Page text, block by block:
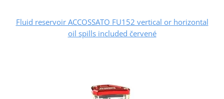
Fluid reservoir ACCOSSATO FU152 vertical or horizontal
oil spills included červené